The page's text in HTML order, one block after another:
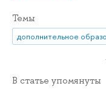
Темы
В статье упомянуты